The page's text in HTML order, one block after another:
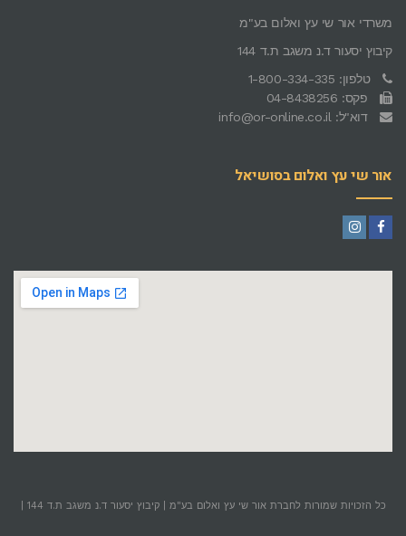
משרדי אור שי עץ ואלום בע"מ
קיבוץ יסעור ד.נ משגב ת.ד 144
טלפון: 1-800-334-335
פקס: 04-8438256
דוא"ל: info@or-online.co.il
אור שי עץ ואלום בסושיאל